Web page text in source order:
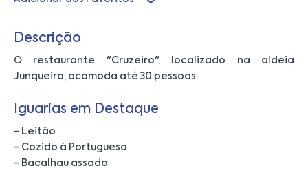
Descrição
O restaurante "Cruzeiro", localizado na aldeia
Junqueira, acomoda até 30 pessoas.
Iguarias em Destaque
- Leitão
- Cozido à Portuguesa
- Bacalhau assado